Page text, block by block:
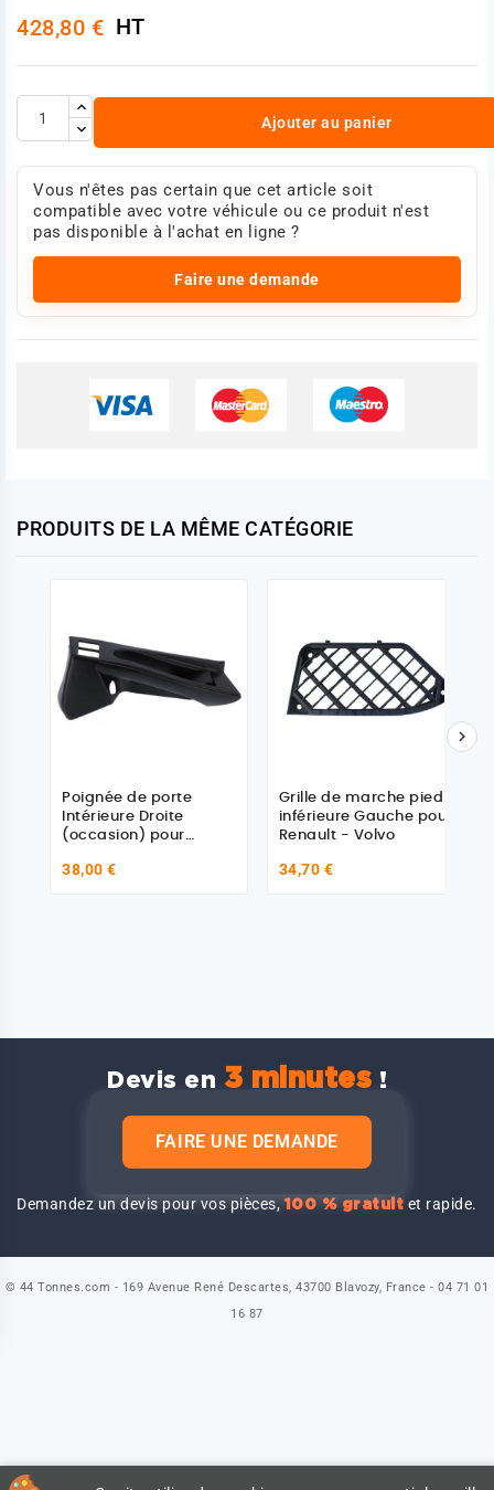
428,80 € HT
Ajouter au panier
Vous n'êtes pas certain que cet article soit
compatible avec votre véhicule ou ce produit n'est
pas disponible à l'achat en ligne ?
Faire une demande
PRODUITS DE LA MÊME CATÉGORIE
Poignée de porte
Intérieure Droite
(occasion) pour
38,00 €
Grille de marche pied
inférieure Gauche pour
Renault - Volvo
34,70 €

Devis en 3 minutes !
FAIRE UNE DEMANDE
Demandez un devis pour vos pièces,100 % gratuit et rapide.
© 44 Tonnes.com - 169 Avenue René Descartes, 43700 Blavozy, France - 04 71 01
16 87